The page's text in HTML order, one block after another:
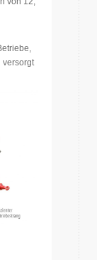
versorgt